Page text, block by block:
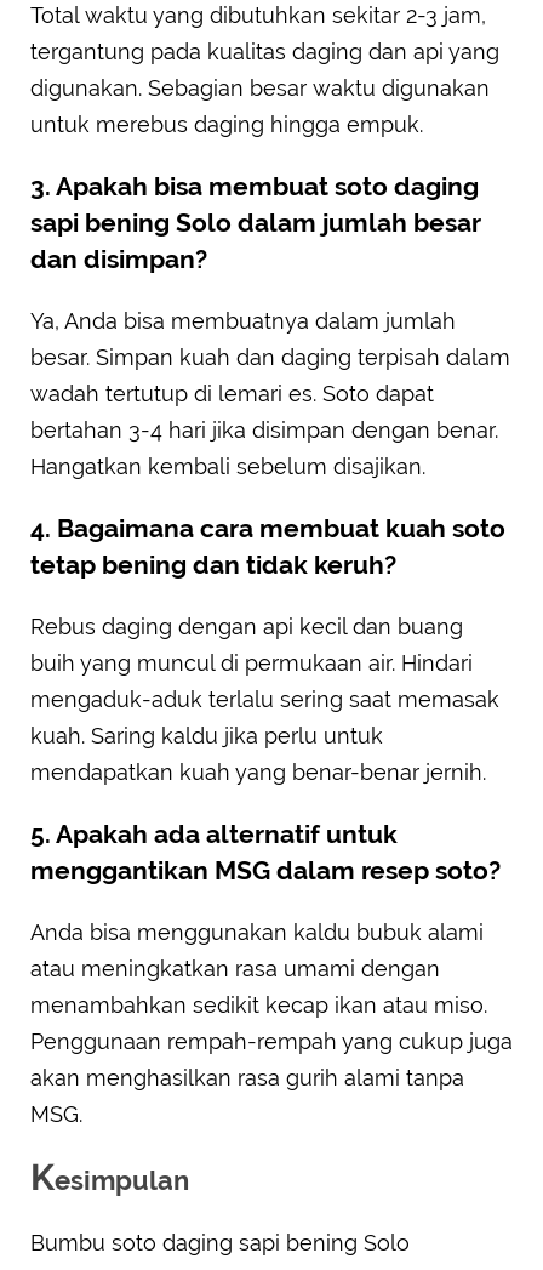
Total waktu yang dibutuhkan sekitar 2-3 jam,
tergantung pada kualitas daging dan api yang
digunakan. Sebagian besar waktu digunakan
untuk merebus daging hingga empuk.
3. Apakah bisa membuat soto daging
sapi bening Solo dalam jumlah besar
dan disimpan?
Ya, Anda bisa membuatnya dalam jumlah
besar. Simpan kuah dan daging terpisah dalam
wadah tertutup di lemari es. Soto dapat
bertahan 3-4 hari jika disimpan dengan benar.
Hangatkan kembali sebelum disajikan.
4. Bagaimana cara membuat kuah soto
tetap bening dan tidak keruh?
Rebus daging dengan api kecil dan buang
buih yang muncul di permukaan air. Hindari
mengaduk-aduk terlalu sering saat memasak
kuah. Saring kaldu jika perlu untuk
mendapatkan kuah yang benar-benar jernih.
5. Apakah ada alternatif untuk
menggantikan MSG dalam resep soto?
Anda bisa menggunakan kaldu bubuk alami
atau meningkatkan rasa umami dengan
menambahkan sedikit kecap ikan atau miso.
Penggunaan rempah-rempah yang cukup juga
akan menghasilkan rasa gurih alami tanpa
MSG.
Kesimpulan
Bumbu soto daging sapi bening Solo